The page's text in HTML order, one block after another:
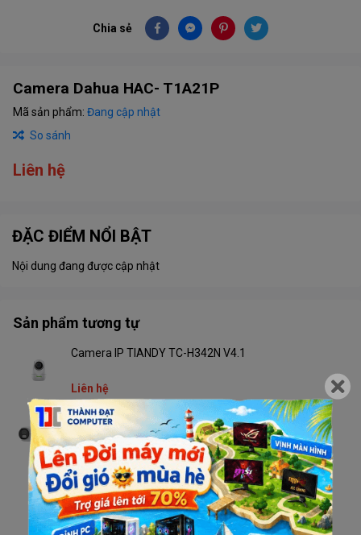
Chia sẻ
Camera Dahua HAC- T1A21P
Mã sản phẩm: Đang cập nhật
So sánh
Liên hệ
ĐẶC ĐIỂM NỔI BẬT
Nội dung đang được cập nhật
Sản phẩm tương tự
Camera IP TIANDY TC-H342N V4.1
Liên hệ
Camera TIANDY TC-C32RN V4.2 Wifi
Liên hệ
Camera TIANDY TC-H333N V4.2 Wifi
Liên hệ